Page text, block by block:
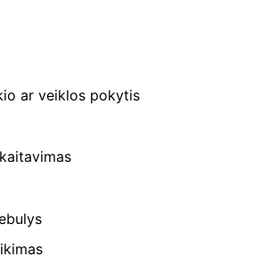
ar veiklos pokytis